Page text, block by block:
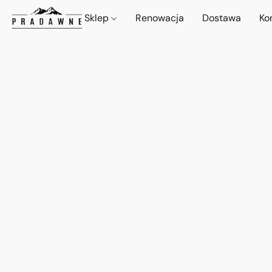
Sklep Renowacja Dostawa